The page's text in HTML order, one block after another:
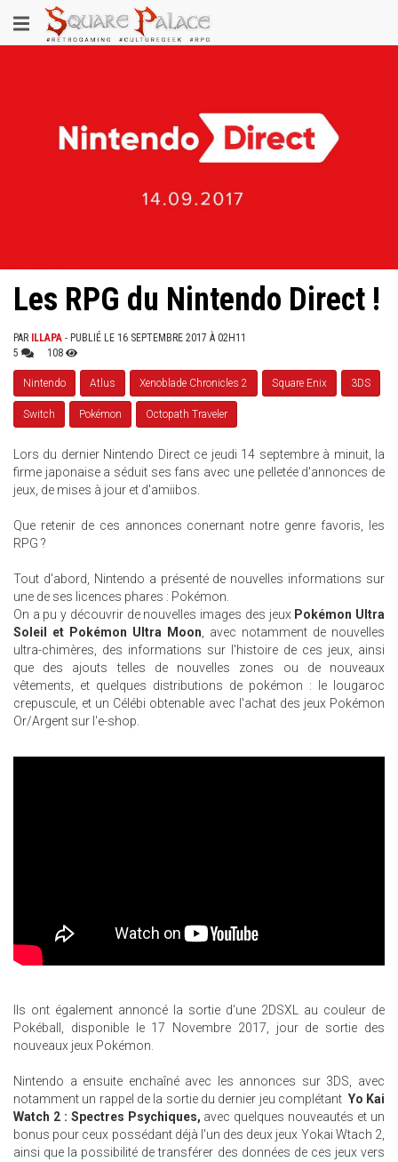
au
contenu
Toggle
navigation
Les RPG du Nintendo Direct !
PAR ILLAPA - PUBLIÉ LE 16 SEPTEMBRE 2017 À 02H11
5
108
Nintendo Atlus Xenoblade Chronicles 2 Square Enix 3DS
Switch Pokémon Octopath Traveler
Lors du dernier Nintendo Direct ce jeudi 14 septembre à minuit, la
firme japonaise a séduit ses fans avec une pelletée d'annonces de
jeux, de mises à jour et d'amiibos.
Que retenir de ces annonces conernant notre genre favoris, les
RPG ?
Tout d'abord, Nintendo a présenté de nouvelles informations sur
une de ses licences phares : Pokémon.
On a pu y découvrir de nouvelles images des jeux Pokémon Ultra
Soleil et Pokémon Ultra Moon , avec notamment de nouvelles
ultra-chimères, des informations sur l'histoire de ces jeux, ainsi
que des ajouts telles de nouvelles zones ou de nouveaux
vêtements, et quelques distributions de pokémon : le lougaroc
crepuscule, et un Célébi obtenable avec l'achat des jeux Pokémon
Or/Argent sur l'e-shop.
Ils ont également annoncé la sortie d'une 2DSXL au couleur de
Pokéball, disponible le 17 Novembre 2017, jour de sortie des
nouveaux jeux Pokémon.
Nintendo a ensuite enchaîné avec les annonces sur 3DS, avec
notamment un rappel de la sortie du dernier jeu complétant Yo Kai
Watch 2 : Spectres Psychiques, avec quelques nouveautés et un
bonus pour ceux possédant déjà l'un des deux jeux Yokai Wtach 2,
ainsi que la possibilité de transférer des données de ces jeux vers